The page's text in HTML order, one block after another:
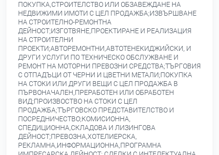
ПОКУПКА,СТРОИТЕЛСТВО ИЛИ ОБЗАВЕЖДАНЕ НА
НЕДВИЖИМИ ИМОТИ С ЦЕЛ ПРОДАЖБА;ИЗВЪРШВАНЕ
НА СТРОИТЕЛНО-РЕМОНТНА
ДЕЙНОСТ;ИЗГОТВЯНЕ,ПРОЕКТИРАНЕ И РЕАЛИЗАЦИЯ
НА СТРОИТЕЛНИ
ПРОЕКТИ;АВТОРЕМОНТНИ,АВТОТЕНЕКИДЖИЙСКИ, И
ДРУГИ УСЛУГИ ПО ТЕХНИЧЕСКО ОБСЛУЖВАНЕ И
РЕМОНТ НА МОТОРНИ ПРЕВОЗНИ СРЕДСТВА;ТЪРГОВИЯ
С ОТПАДЪЦИ ОТ ЧЕРНИ И ЦВЕТНИ МЕТАЛИ;ПОКУПКА
НА СТОКИ ИЛИ ДРУГИ ВЕЩИ С ЦЕЛ ПРОДАЖБА В
ПЪРВОНАЧАЛЕН,ПРЕРАБОТЕН ИЛИ ОБРАБОТЕН
ВИД;ПРОИЗВОСТВО НА СТОКИ С ЦЕЛ
ПРОДАЖБА;ТЪРГОВСКО ПРЕДСТАВИТЕЛСТВО И
ПОСРЕДНИЧЕСТВО;КОМИСИОННА,
СПЕДИЦИОННА,СКЛАДОВА И ЛИЗИНГОВА
ДЕЙНОСТ;ПРЕВОЗНА,ХОТЕЛИЕРСКА,
РЕКЛАМНА,ИНФОРМАЦИОННА,ПРОГРАМНА